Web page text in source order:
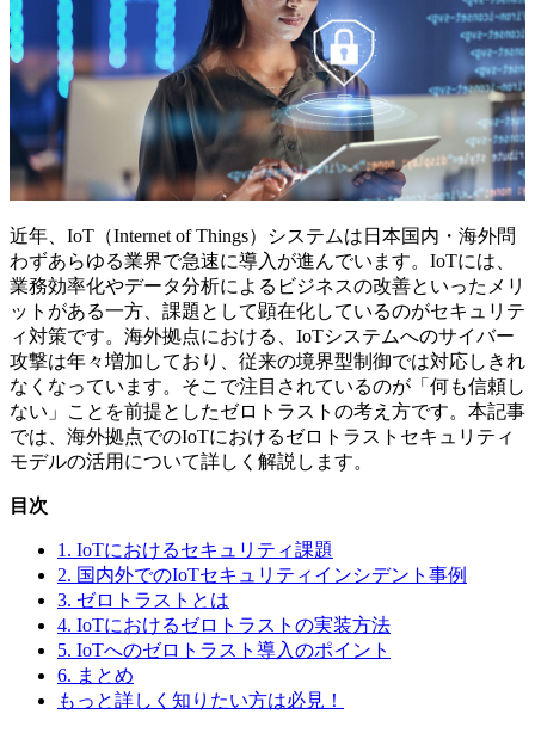
近年、IoT（Internet of Things）システムは日本国内・海外問
わずあらゆる業界で急速に導入が進んでいます。IoTには、
業務効率化やデータ分析によるビジネスの改善といったメリ
ットがある一方、課題として顕在化しているのがセキュリテ
ィ対策です。海外拠点における、IoTシステムへのサイバー
攻撃は年々増加しており、従来の境界型制御では対応しきれ
なくなっています。そこで注目されているのが「何も信頼し
ない」ことを前提としたゼロトラストの考え方です。本記事
では、海外拠点でのIoTにおけるゼロトラストセキュリティ
モデルの活用について詳しく解説します。
目次
1. IoTにおけるセキュリティ課題
2. 国内外でのIoTセキュリティインシデント事例
3. ゼロトラストとは
4. IoTにおけるゼロトラストの実装方法
5. IoTへのゼロトラスト導入のポイント
6. まとめ
もっと詳しく知りたい方は必見！